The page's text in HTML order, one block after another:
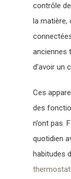
contrôle
la matière,
anciennes
d’avoir un
Ces
des
n’ont pas.
quotidien
habitudes